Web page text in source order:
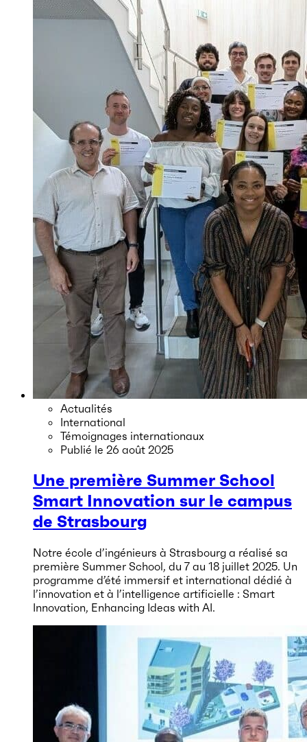
Actualités
International
Témoignages internationaux
Publié le 26 août 2025
Une première Summer School
Smart Innovation sur le campus
de Strasbourg
Notre école d’ingénieurs à Strasbourg a réalisé sa
première Summer School, du 7 au 18 juillet 2025. Un
programme d’été immersif et international dédié à
l’innovation et à l’intelligence artificielle : Smart
Innovation, Enhancing Ideas with AI.